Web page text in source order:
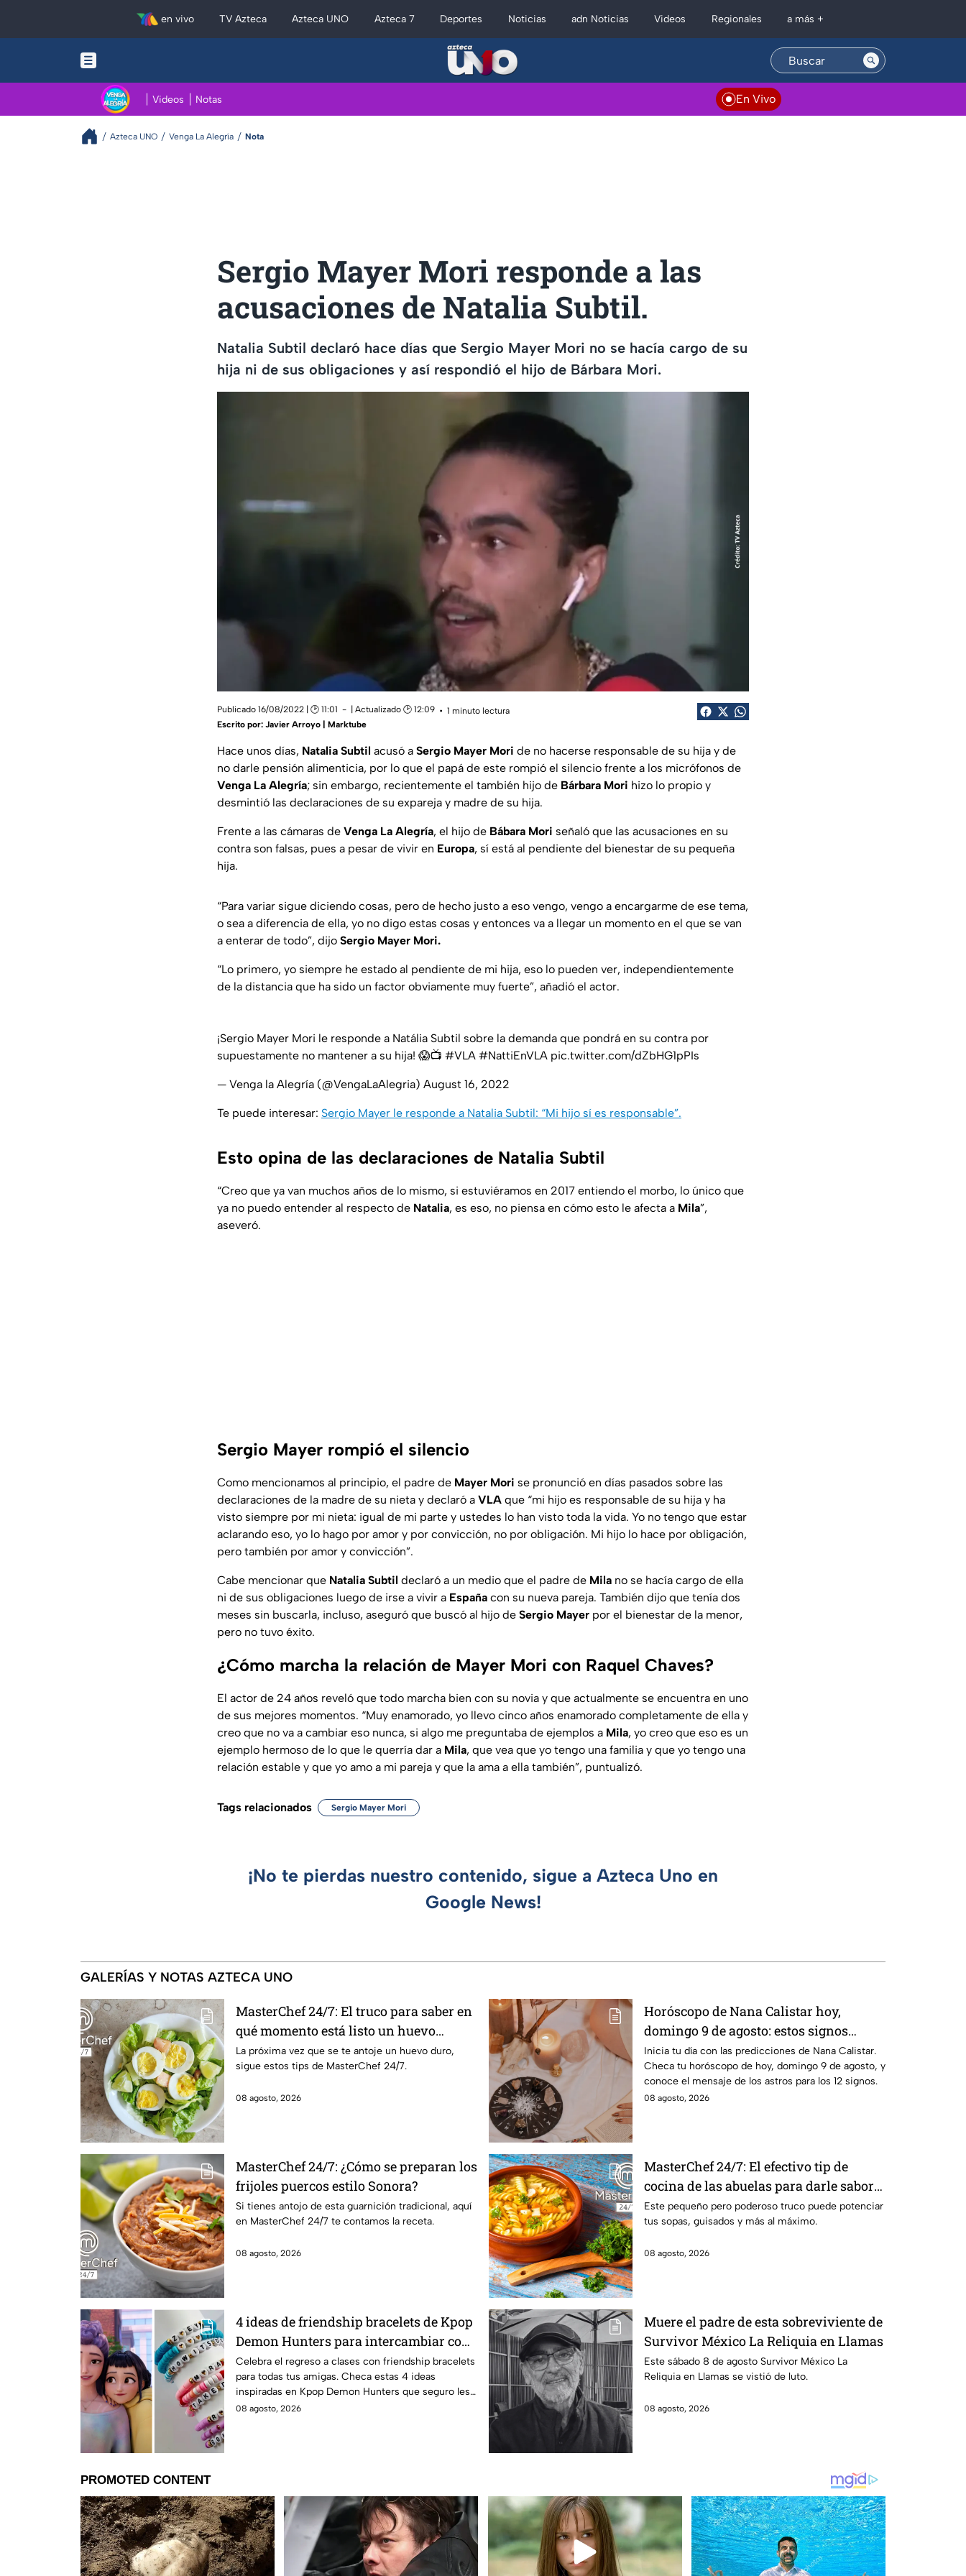
en vivo TV Azteca Azteca UNO Azteca 7 Deportes Noticias adn Noticias Videos Regionales a más +
Videos Notas En Vivo
Azteca UNO Venga La Alegría Nota
Sergio Mayer Mori responde a las
acusaciones de Natalia Subtil.
Natalia Subtil declaró hace días que Sergio Mayer Mori no se hacía cargo de su
hija ni de sus obligaciones y así respondió el hijo de Bárbara Mori.
Publicado 16/08/2022 | 🕑 11:01 | Actualizado 🕑 12:09
1 minuto lectura
Escrito por: Javier Arroyo | Marktube
Hace unos días, Natalia Subtil acusó a Sergio Mayer Mori de no hacerse responsable de su hija y de
no darle pensión alimenticia, por lo que el papá de este rompió el silencio frente a los micrófonos de
Venga La Alegría; sin embargo, recientemente el también hijo de Bárbara Mori hizo lo propio y
desmintió las declaraciones de su expareja y madre de su hija.
Frente a las cámaras de Venga La Alegría, el hijo de Bábara Mori señaló que las acusaciones en su
contra son falsas, pues a pesar de vivir en Europa, sí está al pendiente del bienestar de su pequeña
hija.
“Para variar sigue diciendo cosas, pero de hecho justo a eso vengo, vengo a encargarme de ese tema,
o sea a diferencia de ella, yo no digo estas cosas y entonces va a llegar un momento en el que se van
a enterar de todo”, dijo Sergio Mayer Mori.
“Lo primero, yo siempre he estado al pendiente de mi hija, eso lo pueden ver, independientemente
de la distancia que ha sido un factor obviamente muy fuerte”, añadió el actor.
¡Sergio Mayer Mori le responde a Natália Subtil sobre la demanda que pondrá en su contra por
supuestamente no mantener a su hija! 😱📺 #VLA #NattiEnVLA pic.twitter.com/dZbHG1pPIs
— Venga la Alegría (@VengaLaAlegria) August 16, 2022
Te puede interesar: Sergio Mayer le responde a Natalia Subtil: “Mi hijo sí es responsable”.
Esto opina de las declaraciones de Natalia Subtil
“Creo que ya van muchos años de lo mismo, si estuviéramos en 2017 entiendo el morbo, lo único que
ya no puedo entender al respecto de Natalia, es eso, no piensa en cómo esto le afecta a Mila”,
aseveró.
Sergio Mayer rompió el silencio
Como mencionamos al principio, el padre de Mayer Mori se pronunció en días pasados sobre las
declaraciones de la madre de su nieta y declaró a VLA que “mi hijo es responsable de su hija y ha
visto siempre por mi nieta: igual de mi parte y ustedes lo han visto toda la vida. Yo no tengo que estar
aclarando eso, yo lo hago por amor y por convicción, no por obligación. Mi hijo lo hace por obligación,
pero también por amor y convicción”.
Cabe mencionar que Natalia Subtil declaró a un medio que el padre de Mila no se hacía cargo de ella
ni de sus obligaciones luego de irse a vivir a España con su nueva pareja. También dijo que tenía dos
meses sin buscarla, incluso, aseguró que buscó al hijo de Sergio Mayer por el bienestar de la menor,
pero no tuvo éxito.
¿Cómo marcha la relación de Mayer Mori con Raquel Chaves?
El actor de 24 años reveló que todo marcha bien con su novia y que actualmente se encuentra en uno
de sus mejores momentos. “Muy enamorado, yo llevo cinco años enamorado completamente de ella y
creo que no va a cambiar eso nunca, si algo me preguntaba de ejemplos a Mila, yo creo que eso es un
ejemplo hermoso de lo que le querría dar a Mila, que vea que yo tengo una familia y que yo tengo una
relación estable y que yo amo a mi pareja y que la ama a ella también”, puntualizó.
Tags relacionados Sergio Mayer Mori
¡No te pierdas nuestro contenido, sigue a Azteca Uno en
Google News!
GALERÍAS Y NOTAS AZTECA UNO
MasterChef 24/7: El truco para saber en
qué momento está listo un huevo
cocido
La próxima vez que se te antoje un huevo duro,
sigue estos tips de MasterChef 24/7.
08 agosto, 2026
Horóscopo de Nana Calistar hoy,
domingo 9 de agosto: estos signos
tendrán ingresos extra
Inicia tu día con las predicciones de Nana Calistar.
Checa tu horóscopo de hoy, domingo 9 de agosto, y
conoce el mensaje de los astros para los 12 signos.
08 agosto, 2026
MasterChef 24/7: ¿Cómo se preparan los
frijoles puercos estilo Sonora?
Si tienes antojo de esta guarnición tradicional, aquí
en MasterChef 24/7 te contamos la receta.
08 agosto, 2026
MasterChef 24/7: El efectivo tip de
cocina de las abuelas para darle sabor
extra al caldillo
Este pequeño pero poderoso truco puede potenciar
tus sopas, guisados y más al máximo.
08 agosto, 2026
4 ideas de friendship bracelets de Kpop
Demon Hunters para intercambiar con
tus mejores amigas este regreso a
clases
Celebra el regreso a clases con friendship bracelets
para todas tus amigas. Checa estas 4 ideas
inspiradas en Kpop Demon Hunters que seguro les
encantará.
08 agosto, 2026
Muere el padre de esta sobreviviente de
Survivor México La Reliquia en Llamas
Este sábado 8 de agosto Survivor México La
Reliquia en Llamas se vistió de luto.
08 agosto, 2026